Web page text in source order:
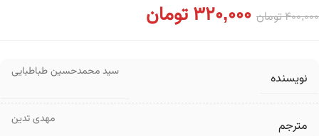
400,000تومان 320,000تومان
نویسنده سید محمدحسین طباطبایی
مترجم مهدی تدین